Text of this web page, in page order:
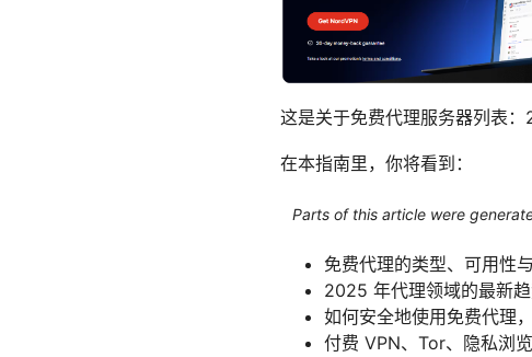
这是关于免费代理服务器列表
在本指南里，你将看到：
Parts of this article were
免费代理的类型、可用性
2025 年代理领域的最新
如何安全地使用免费代理
付费 VPN、Tor、隐私浏